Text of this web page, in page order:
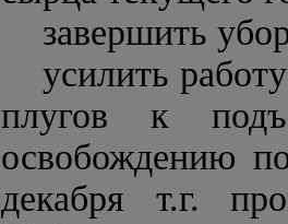
завершить
усилить
плугов к
освобождению
декабря т.г.